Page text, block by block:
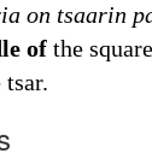
on tsaarin
ofthe